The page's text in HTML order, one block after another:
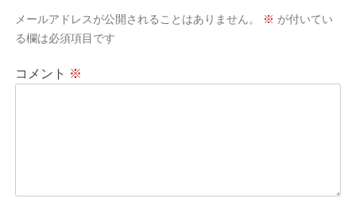
シ
ョ
メールアドレスが公開されることはありません。 ※ が付いてい
る欄は必須項目です
コメント ※